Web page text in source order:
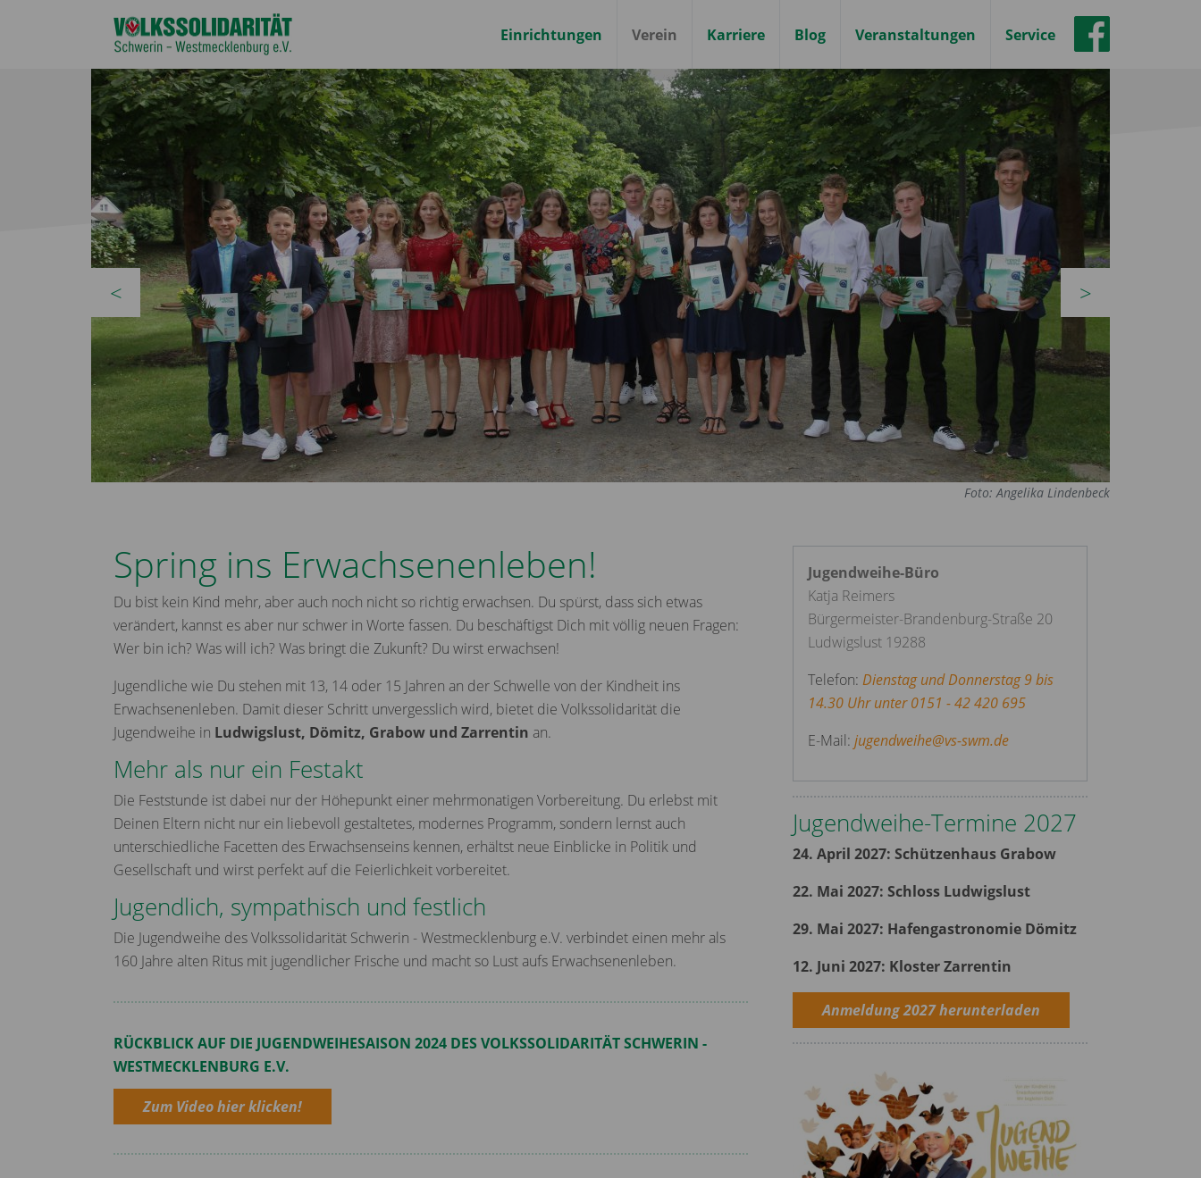
Einrichtungen Verein Karriere Blog Veranstaltungen Service
Foto: Angelika
zurück vor
Spring ins Erwachsenenleben!
Du bist kein Kind mehr, aber auch noch nicht so richtig erwachsen. Du spürst, dass sich etwas
verändert, kannst es aber nur schwer in Worte fassen. Du beschäftigst Dich mit völlig neuen Fragen:
Wer bin ich? Was will ich? Was bringt die Zukunft? Du wirst erwachsen!
Jugendliche wie Du stehen mit 13, 14 oder 15 Jahren an der Schwelle von der Kindheit ins
Erwachsenenleben. Damit dieser Schritt unvergesslich wird, bietet die Volkssolidarität die
Jugendweihe in Ludwigslust, Dömitz, Grabow und Zarrentin an.
Mehr als nur ein Festakt
Die Feststunde ist dabei nur der Höhepunkt einer mehrmonatigen Vorbereitung. Du erlebst mit
Deinen Eltern nicht nur ein liebevoll gestaltetes, modernes Programm, sondern lernst auch
unterschiedliche Facetten des Erwachsenseins kennen, erhältst neue Einblicke in Politik und
Gesellschaft und wirst perfekt auf die Feierlichkeit vorbereitet.
Jugendlich, sympathisch und festlich
Die Jugendweihe des Volkssolidarität Schwerin - Westmecklenburg e.V. verbindet einen mehr als
160 Jahre alten Ritus mit jugendlicher Frische und macht so Lust aufs Erwachsenenleben.
RÜCKBLICK AUF DIE JUGENDWEIHESAISON 2024 DES VOLKSSOLIDARITÄT SCHWERIN -
WESTMECKLENBURG E.V.
Zum Video hier klicken!
Jugendweihe-Büro
Katja Reimers
Bürgermeister-Brandenburg-Straße 20
Ludwigslust 19288
Telefon: Dienstag und Donnerstag 9 bis
14.30 Uhr unter 0151 - 42 420 695
E-Mail: jugendweihe@vs-swm.de
Jugendweihe-Termine 2027
24. April 2027: Schützenhaus Grabow
22. Mai 2027: Schloss Ludwigslust
29. Mai 2027: Hafengastronomie Dömitz
12. Juni 2027: Kloster Zarrentin
Anmeldung 2027 herunterladen